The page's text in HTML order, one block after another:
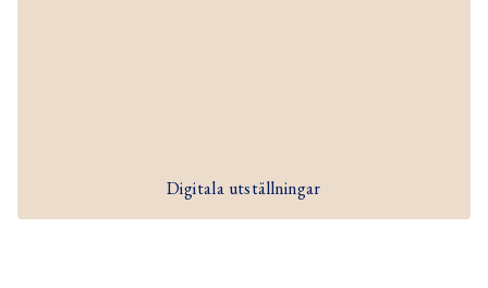
Digitala utställningar